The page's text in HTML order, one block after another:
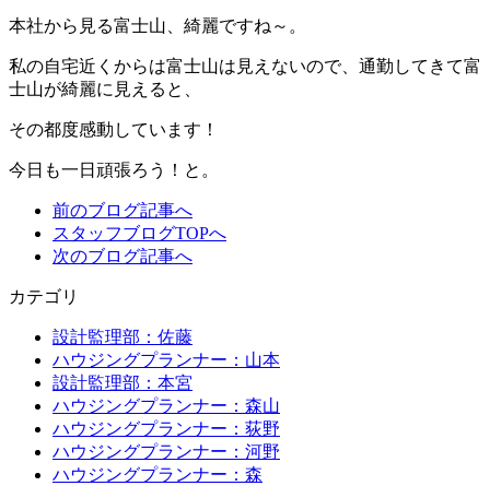
本社から見る富士山、綺麗ですね～。
私の自宅近くからは富士山は見えないので、通勤してきて富
士山が綺麗に見えると、
その都度感動しています！
今日も一日頑張ろう！と。
前のブログ記事へ
スタッフブログTOPへ
次のブログ記事へ
カテゴリ
設計監理部：佐藤
ハウジングプランナー：山本
設計監理部：本宮
ハウジングプランナー：森山
ハウジングプランナー：荻野
ハウジングプランナー：河野
ハウジングプランナー：森